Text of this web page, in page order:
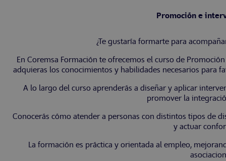
Promoción e
¿Te gustaría formarte para
En Coremsa Formación te ofrecemos el curso de
adquieras los conocimientos y habilidades necesarios para
A lo largo del curso aprenderás a diseñar y aplicar
promover la
Conocerás cómo atender a personas con distintos tipos de
y actuar
La formación es práctica y orientada al empleo,